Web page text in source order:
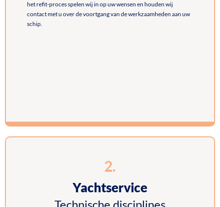
het refit-proces spelen wij in op uw wensen en houden wij
contact met u over de voortgang van de werkzaamheden aan uw
schip.
2.
Yachtservice